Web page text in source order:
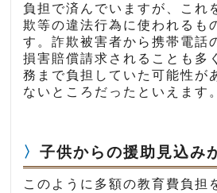
負担で済んでいますが、これ
欺等の違法行為に使われるも
す。詐欺被害者から携帯電話
損害賠償請求されることも多
務まで負担していた可能性が
ないところだったといえます。
子供からの援助見込み
このように多額の教育費負担